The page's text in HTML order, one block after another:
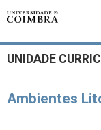
UNIDADE
Ambientes